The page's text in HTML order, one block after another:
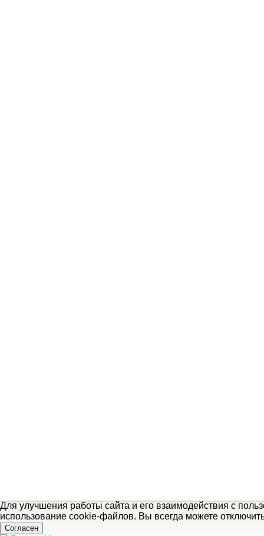
Для улучшения работы сайта и его взаимодействия с
использование cookie-файлов. Вы всегда можете
Согласен